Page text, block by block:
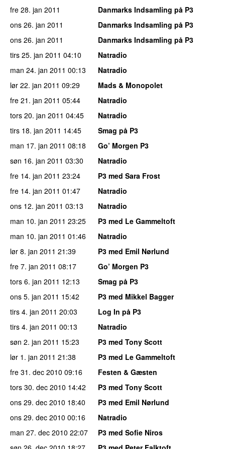
fre 28. jan 2011
Danmarks Indsamling på P3
ons 26. jan 2011
Danmarks Indsamling på P3
ons 26. jan 2011
Danmarks Indsamling på P3
tirs 25. jan 2011 04:10
Natradio
man 24. jan 2011 00:13
Natradio
lør 22. jan 2011 09:29
Mads & Monopolet
fre 21. jan 2011 05:44
Natradio
tors 20. jan 2011 04:45
Natradio
tirs 18. jan 2011 14:45
Smag på P3
man 17. jan 2011 08:18
Go’ Morgen P3
søn 16. jan 2011 03:30
Natradio
fre 14. jan 2011 23:24
P3 med Sara Frost
fre 14. jan 2011 01:47
Natradio
ons 12. jan 2011 03:13
Natradio
man 10. jan 2011 23:25
P3 med Le Gammeltoft
man 10. jan 2011 01:46
Natradio
lør 8. jan 2011 21:39
P3 med Emil Nørlund
fre 7. jan 2011 08:17
Go’ Morgen P3
tors 6. jan 2011 12:13
Smag på P3
ons 5. jan 2011 15:42
P3 med Mikkel Bagger
tirs 4. jan 2011 20:03
Log In på P3
tirs 4. jan 2011 00:13
Natradio
søn 2. jan 2011 15:23
P3 med Tony Scott
lør 1. jan 2011 21:38
P3 med Le Gammeltoft
fre 31. dec 2010 09:16
Festen & Gæsten
tors 30. dec 2010 14:42
P3 med Tony Scott
ons 29. dec 2010 18:40
P3 med Emil Nørlund
ons 29. dec 2010 00:16
Natradio
man 27. dec 2010 22:07
P3 med Sofie Niros